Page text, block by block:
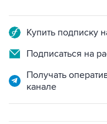
Купить подписку
Подписаться на
Получать
канале